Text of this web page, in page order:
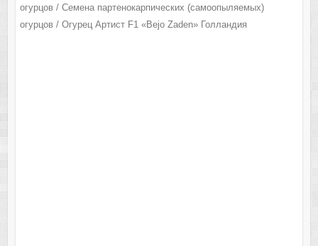
огурцов/ Семена партенокарпических (самоопыляемых)
огурцов/ Огурец Артист F1 «Bejo Zaden» Голландия